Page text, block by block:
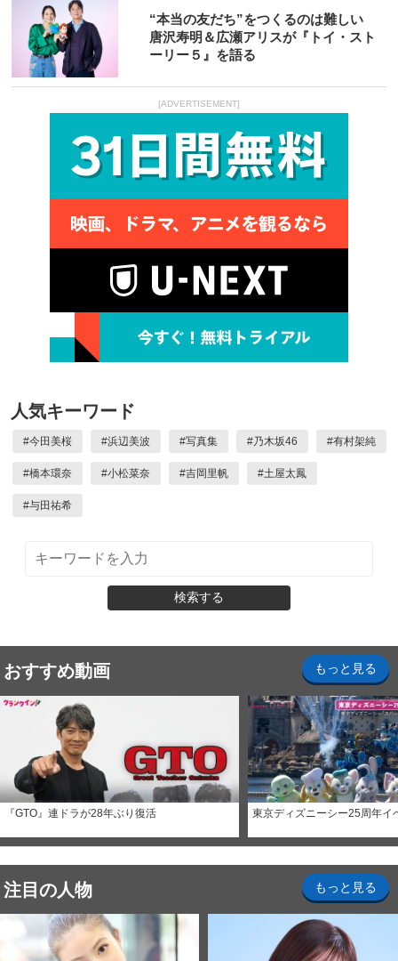
“本当の友だち”をつくるのは難しい
唐沢寿明＆広瀬アリスが『トイ・スト
ーリー５』を語る
[ADVERTISEMENT]
人気キーワード
#今田美桜 #浜辺美波 #写真集 #乃木坂46 #有村架純
#橋本環奈 #小松菜奈 #吉岡里帆 #土屋太鳳
#与田祐希
検索する
おすすめ動画 もっと見る
『GTO』連ドラが28年ぶり復活 東京ディズニーシー25周年イ
注目の人物 もっと見る